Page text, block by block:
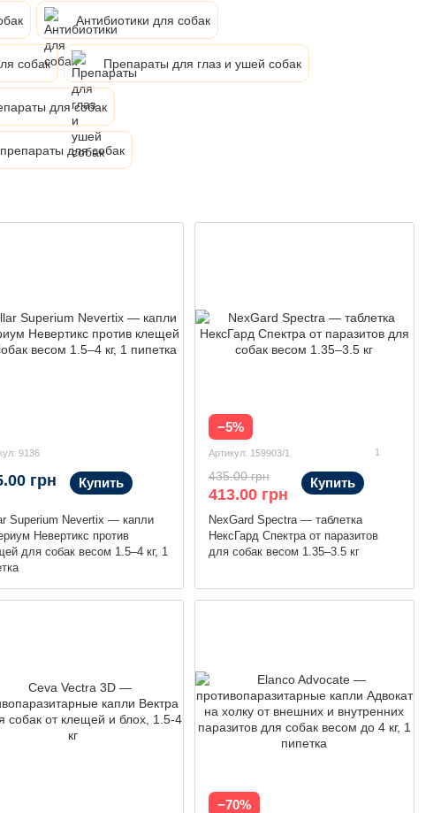
Антибиотики для собак
собак Препараты для глаз и ушей собак
для собак
для собак
9136
Superium Nevertix — капли
Невертикс против
для собак весом 1.5–4 кг, 1
грн Купить
−5%
Артикул: 159903/1 1
NexGard Spectra — таблетка
НексГард Спектра от паразитов
для собак весом 1.35–3.5 кг
435.00 грн
413.00 грн
Купить
−70%